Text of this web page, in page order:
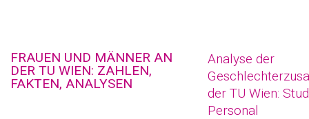
FRAUEN UND MÄNNER AN
DER TU WIEN: ZAHLEN,
FAKTEN, ANALYSEN
Analyse der
der TU Wien:
Personal